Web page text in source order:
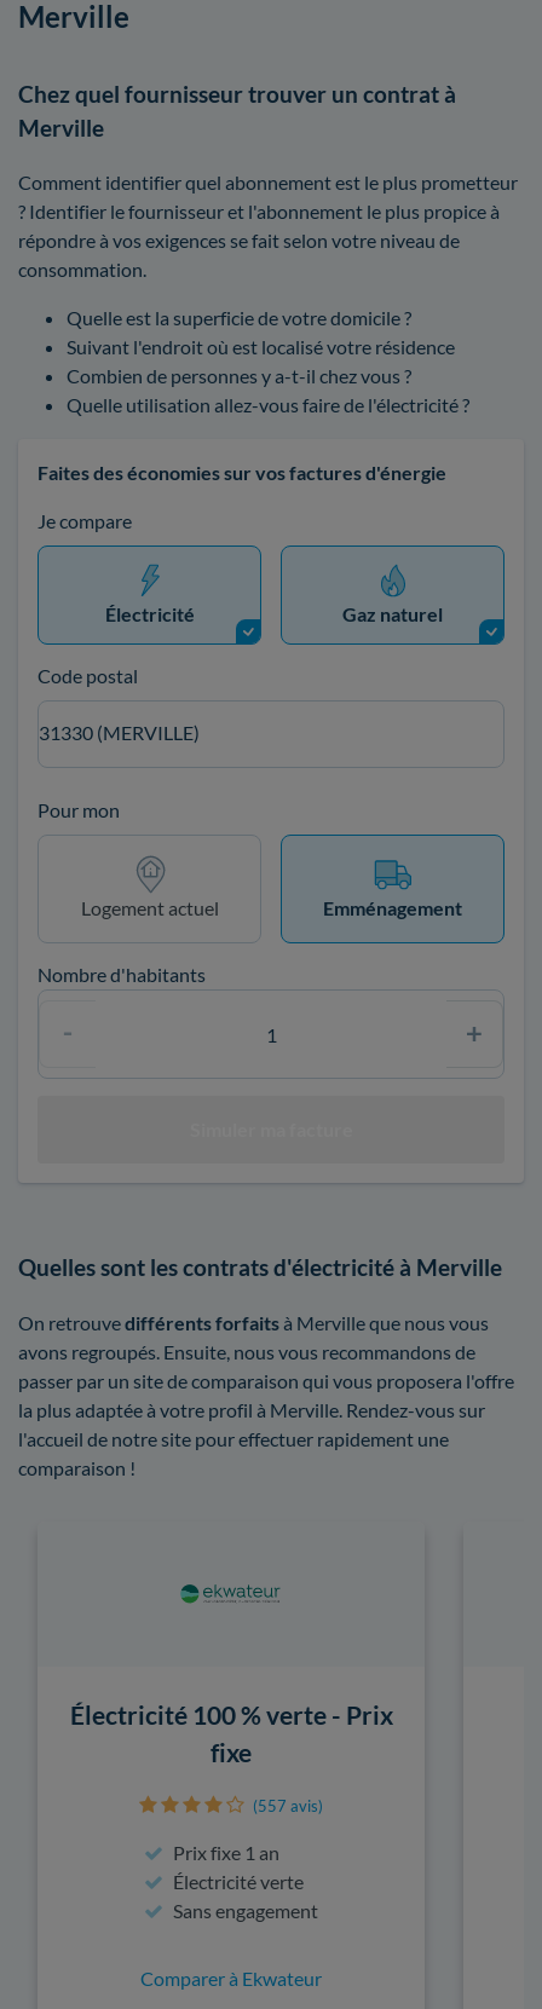
Merville
Chez quel fournisseur trouver un contrat à
Merville
Comment identifier quel abonnement est le plus prometteur
? Identifier le fournisseur et l'abonnement le plus propice à
répondre à vos exigences se fait selon votre niveau de
consommation.
Quelle est la superficie de votre domicile ?
Suivant l'endroit où est localisé votre résidence
Combien de personnes y a-t-il chez vous ?
Quelle utilisation allez-vous faire de l'électricité ?
Faites des économies sur vos factures d'énergie
Je compare
Électricité Gaz naturel
Code postal
31330 (MERVILLE)
Pour mon
Logement actuel Emménagement
Nombre d'habitants
Quelles sont les contrats d'électricité à Merville
On retrouvedifférents forfaitsà Merville que nous vous
avons regroupés. Ensuite, nous vous recommandons de
passer par un site de comparaison qui vous proposera l'offre
la plus adaptée à votre profil à Merville. Rendez-vous sur
l'accueil de notre site pour effectuer rapidement une
comparaison !
Électricité 100 % verte - Prix
fixe
(557 avis)
Prix fixe 1 an
Électricité verte
Sans engagement
Comparer à Ekwateur